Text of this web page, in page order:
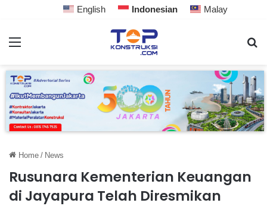
English Indonesian Malay
Home / News
Rusunara Kementerian Keuangan
di Jayapura Telah Diresmikan